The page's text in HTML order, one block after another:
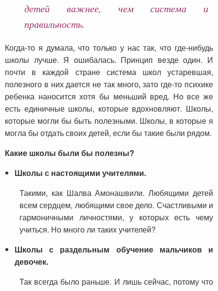
детей важнее, чем система и
правильность.
Когда-то я думала, что только у нас так, что где-нибудь
школы лучше. Я ошибалась. Принцип везде один. И
почти в каждой стране система школ устаревшая,
полезного в них дается не так много, зато где-то психике
ребенка наносится хотя бы меньший вред. Но все же
есть единичные школы, которые вдохновляют. Школы,
которые могли бы быть полезными. Школы, в которые я
могла бы отдать своих детей, если бы такие были рядом.
Какие школы были бы полезны?
Школы с настоящими учителями.
Такими, как Шалва Амонашвили. Любящими детей
всем сердцем, любящими свое дело. Счастливыми и
гармоничными личностями, у которых есть чему
учиться. Но много ли таких учителей?
Школы с раздельным обучение мальчиков и
девочек.
Так всегда было раньше. И лишь сейчас, потому что